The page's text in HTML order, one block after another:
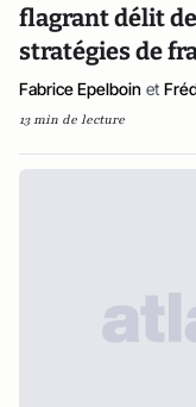
flagrant délit
stratégies de
Fabrice Epelboin et
13 min de lecture